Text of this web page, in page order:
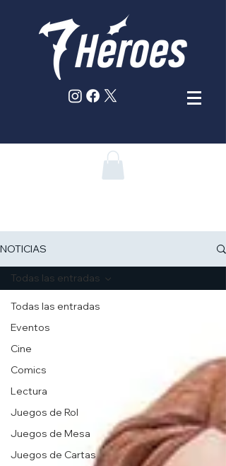
NOTICIAS
Todas las entradas
Eventos
Cine
Comics
Lectura
Juegos de Rol
Juegos de Mesa
Juegos de Cartas
Todas las entradas